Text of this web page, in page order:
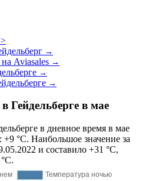
→
Aviasales →
→
→
Гейдельберге в мае
в дневное время в мае
+9 °C. Наибольшое значение за
и составило +31 °C,